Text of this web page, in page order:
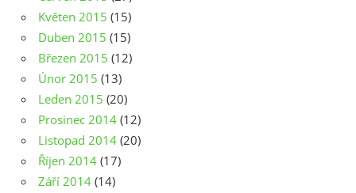
Květen 2015 (15)
Duben 2015 (15)
Březen 2015 (12)
Únor 2015 (13)
Leden 2015 (20)
Prosinec 2014 (12)
Listopad 2014 (20)
Říjen 2014 (17)
Září 2014 (14)